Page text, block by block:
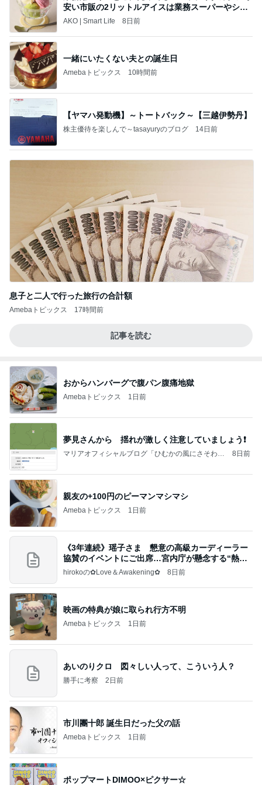
安い市販の2リットルアイスは業務スーパーやシャ
トレ
AKO | Smart Life 8日前
一緒にいたくない夫との誕生日
Amebaトピックス 10時間前
【ヤマハ発動機】～トートバック～【三越伊勢丹】
株主優待を楽しんで～tasayuryのブログ 14日前
息子と二人で行った旅行の合計額
Amebaトピックス 17時間前
記事を読む
おからハンバーグで腹パン腹痛地獄
Amebaトピックス 1日前
夢見さんから 揺れが激しく注意していましょう❗️
マリアオフィシャルブログ「ひむかの風にさそわれ
8日前
親友の+100円のピーマンマシマシ
Amebaトピックス 1日前
《3年連続》瑶子さま 懇意の高級カーディーラー
協賛のイベントにご出席…宮内庁が懸念する“熱心
すぎ
hirokoの✿Love＆Awakening✿ 8日前
映画の特典が娘に取られ行方不明
Amebaトピックス 1日前
あいのりクロ 図々しい人って、こういう人？
勝手に考察 2日前
市川團十郎 誕生日だった父の話
Amebaトピックス 1日前
ポップマートDIMOO×ピクサー☆